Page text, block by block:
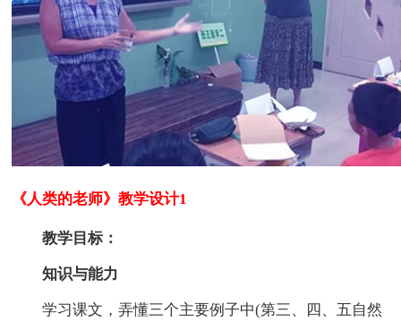
《人类的老师》教学设计1
教学目标：
知识与能力
学习课文，弄懂三个主要例子中(第三、四、五自然